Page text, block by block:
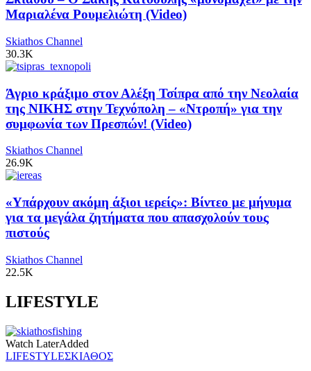
Μαριαλένα Ρουμελιώτη (Video)
Skiathos Channel
30.3K
Άγριο κράξιμο στον Αλέξη Τσίπρα από την Νεολαία
της ΝΙΚΗΣ στην Τεχνόπολη – «Ντροπή» για την
συμφωνία των Πρεσπών! (Video)
Skiathos Channel
26.9K
«Υπάρχουν ακόμη άξιοι ιερείς»: Βίντεο με μήνυμα
για τα μεγάλα ζητήματα που απασχολούν τους
πιστούς
Skiathos Channel
22.5K
LIFESTYLE
Watch LaterAdded
LIFESTYLEΣΚΙΑΘΟΣ